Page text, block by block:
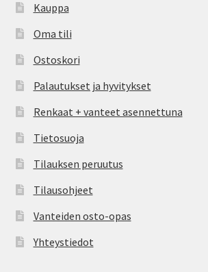
Kauppa
Oma tili
Ostoskori
Palautukset ja hyvitykset
Renkaat + vanteet asennettuna
Tietosuoja
Tilauksen peruutus
Tilausohjeet
Vanteiden osto-opas
Yhteystiedot